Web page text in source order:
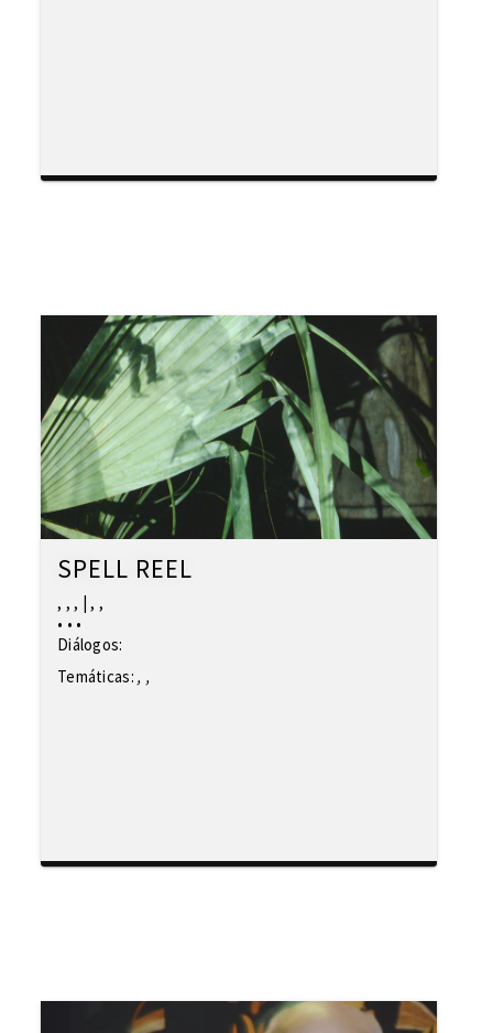
SPELL REEL
, ,, |,,
• • •
Diálogos:
Temáticas: , ,